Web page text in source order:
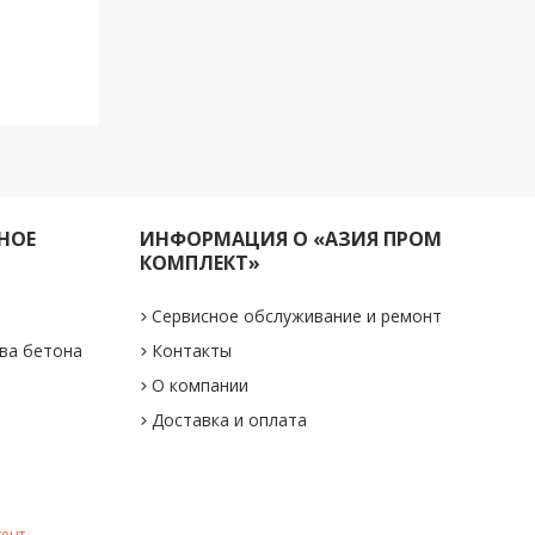
бетона
ИНФОРМАЦИЯ О «АЗИЯ ПРОМ
КОМПЛЕКТ»
Сервисное обслуживание и ремонт
Контакты
О компании
Доставка и оплата